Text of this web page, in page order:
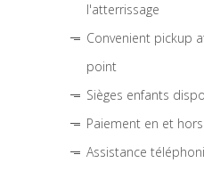
l'atterrissage
Convenient pickup
point
Sièges enfants
Paiement en et
Assistance